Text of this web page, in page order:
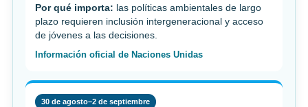
Por qué importa: las políticas ambientales de largo
plazo requieren inclusión intergeneracional y acceso
de jóvenes a las decisiones.
Información oficial de Naciones Unidas
30 de agosto–2 de septiembre